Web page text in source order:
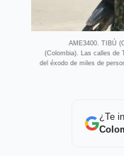
AME3400. TIBÚ
(Colombia). Las calles de
del éxodo de miles de
¿Te